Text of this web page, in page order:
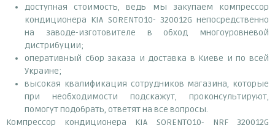
доступная стоимость, ведь мы закупаем компрессор
кондиционера KIA SORENTO10- 320012G непосредственно
на заводе-изготовителе в обход многоуровневой
дистрибуции;
оперативный сбор заказа и доставка в Киеве и по всей
Украине;
высокая квалификация сотрудников магазина, которые
при необходимости подскажут, проконсультируют,
помогут подобрать, ответят на все вопросы.
Компрессор кондиционера KIA SORENTO10- NRF 320012G